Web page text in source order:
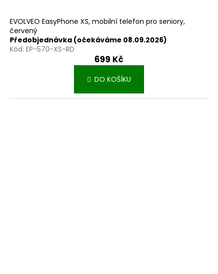
EVOLVEO EasyPhone XS, mobilní telefon pro seniory,
červený
Předobjednávka (očekáváme 08.09.2026)
Kód: EP-570-XS-RD
699 Kč
DO KOŠÍKU